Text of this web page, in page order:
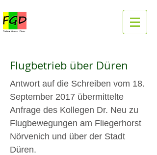
Flugbetrieb über Düren
Antwort auf die Schreiben vom 18.
September 2017 übermittelte
Anfrage des Kollegen Dr. Neu zu
Flugbewegungen am Fliegerhorst
Nörvenich und über der Stadt
Düren.